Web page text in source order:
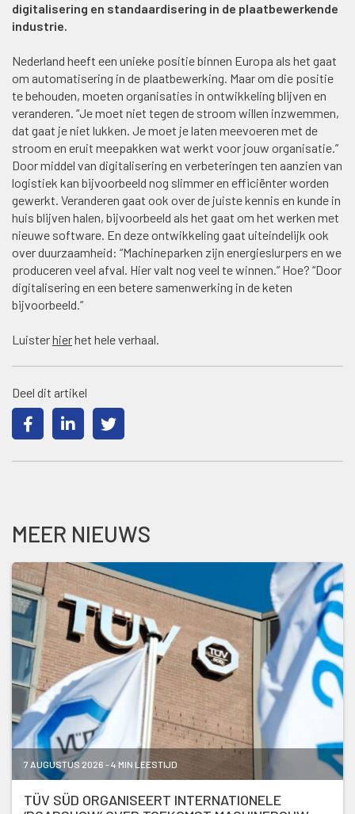
digitalisering en standaardisering in de plaatbewerkende
industrie.
Nederland heeft een unieke positie binnen Europa als het gaat
om automatisering in de plaatbewerking. Maar om die positie
te behouden, moeten organisaties in ontwikkeling blijven en
veranderen. “Je moet niet tegen de stroom willen inzwemmen,
dat gaat je niet lukken. Je moet je laten meevoeren met de
stroom en eruit meepakken wat werkt voor jouw organisatie.”
Door middel van digitalisering en verbeteringen ten aanzien van
logistiek kan bijvoorbeeld nog slimmer en efficiënter worden
gewerkt. Veranderen gaat ook over de juiste kennis en kunde in
huis blijven halen, bijvoorbeeld als het gaat om het werken met
nieuwe software. En deze ontwikkeling gaat uiteindelijk ook
over duurzaamheid: “Machineparken zijn energieslurpers en we
produceren veel afval. Hier valt nog veel te winnen.” Hoe? “Door
digitalisering en een betere samenwerking in de keten
bijvoorbeeld.”
Luisterhierhet hele verhaal.
Deel dit artikel
MEER NIEUWS
7 AUGUSTUS 2026 - 4 MIN LEESTIJD
TÜV SÜD ORGANISEERT INTERNATIONELE